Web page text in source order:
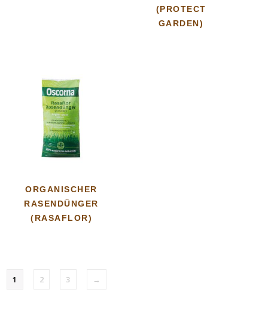
(PROTECT
GARDEN)
ORGANISCHER
RASENDÜNGER
(RASAFLOR)
1 2 3 →